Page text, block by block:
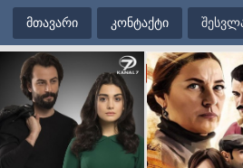
მთავარი კონტაქტი